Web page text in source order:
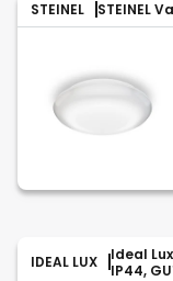
STEINEL STEINEL
IDEAL LUX
Ideal
IP44,